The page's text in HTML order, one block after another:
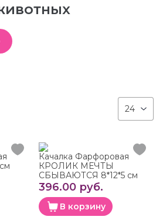
24
Качалка Фарфоровая
КРОЛИК МЕЧТЫ
СБЫВАЮТСЯ 8*12*5 см
396.00 руб.
В корзину